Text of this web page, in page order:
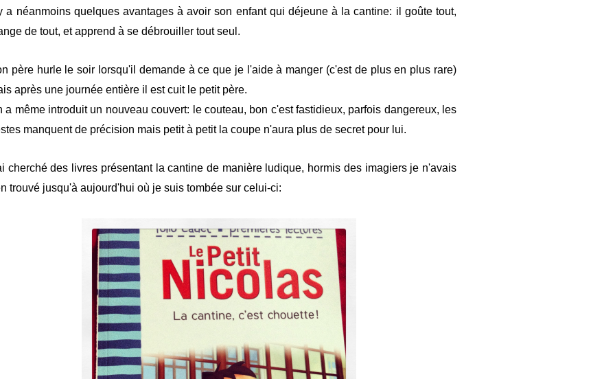
a néanmoins quelques avantages à avoir son enfant qui déjeune à la cantine: il goûte tout,
de tout, et apprend à se débrouiller tout seul.
père hurle le soir lorsqu'il demande à ce que je l'aide à manger (c'est de plus en plus rare)
après une journée entière il est cuit le petit père.
a même introduit un nouveau couvert: le couteau, bon c'est fastidieux, parfois dangereux, les
manquent de précision mais petit à petit la coupe n'aura plus de secret pour lui.
cherché des livres présentant la cantine de manière ludique, hormis des imagiers je n'avais
trouvé jusqu'à aujourd'hui où je suis tombée sur celui-ci: